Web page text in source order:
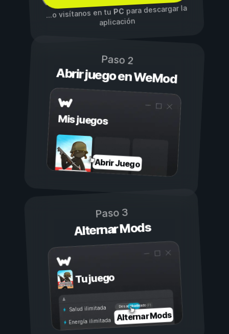
...o visítanos en tuPCpara descargar la
aplicación
Paso 2
Abrir juego en WeMod
Mis juegos
Abrir Juego
Paso 3
Alternar Mods
Tu juego
Activado
Desactivado
Salud ilimitada
Energía ilimitada Alternar Mods